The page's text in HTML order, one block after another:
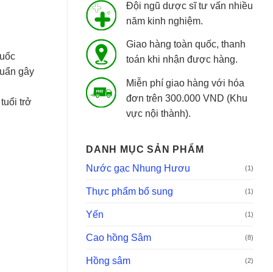
Đội ngũ dược sĩ tư vấn nhiều
năm kinh nghiệm.
Giao hàng toàn quốc, thanh
toán khi nhận được hàng.
Miễn phí giao hàng với hóa
đơn trên 300.000 VND (Khu
vực nội thành).
DANH MỤC SẢN PHẨM
Nước gạc Nhung Hươu
(1)
Thực phẩm bổ sung (1)
Yến (1)
Cao hồng Sâm (8)
Hồng sâm (2)
gây
trở